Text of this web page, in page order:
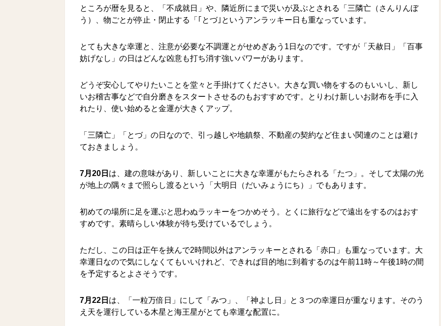
ところが暦を見ると、「不成就日」や、隣近所にまで災いが及ぶとされる「三隣亡（さんりんぼ
う）、物ごとが停止・閉止する「｢とづ｣というアンラッキー日も重なっています。
とても大きな幸運と、注意が必要な不調運とがせめぎあう1日なのです。ですが「天赦日」「百事
妨げなし」の日はどんな凶意も打ち消す強いパワーがあります。
どうぞ安心してやりたいことを堂々と手掛けてください。大きな買い物をするのもいいし、新し
いお稽古事などで自分磨きをスタートさせるのもおすすめです。とりわけ新しいお財布を手に入
れたり、使い始めると金運が大きくアップ。
「三隣亡」「とづ」の日なので、引っ越しや地鎮祭、不動産の契約など住まい関連のことは避け
ておきましょう。
7月20日 は、建の意味があり、新しいことに大きな幸運がもたらされる「たつ」。そして太陽の光
が地上の隅々まで照らし渡るという「大明日（だいみょうにち）」でもあります。
初めての場所に足を運ぶと思わぬラッキーをつかめそう。とくに旅行などで遠出をするのはおす
すめです。素晴らしい体験が待ち受けているでしょう。
ただし、この日は正午を挟んで2時間以外はアンラッキーとされる「赤口」も重なっています。大
幸運日なので気にしなくてもいいけれど、できれば目的地に到着するのは午前11時～午後1時の間
を予定するとよさそうです。
7月22日 は、「一粒万倍日」にして「みつ」、「神よし日」と３つの幸運日が重なります。そのう
え天を運行している木星と海王星がとても幸運な配置に。